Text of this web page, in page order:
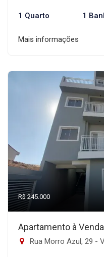
1 Quarto 1
Mais informações
R$ 245.000
Apartamento à
Rua Morro Azul, 29 -